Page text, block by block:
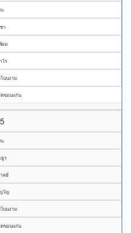
ะ
า
ผม
โร
นนงาม
ขอนแก่น
ะ
ยูร
ตย์
โญ
นนงาม
ขอนแก่น